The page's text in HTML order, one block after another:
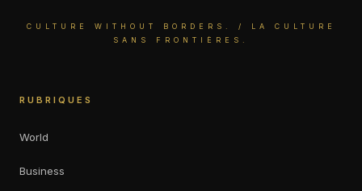
CULTURE WITHOUT BORDERS. / LA CULTURE
SANS FRONTIÈRES.
RUBRIQUES
World
Business